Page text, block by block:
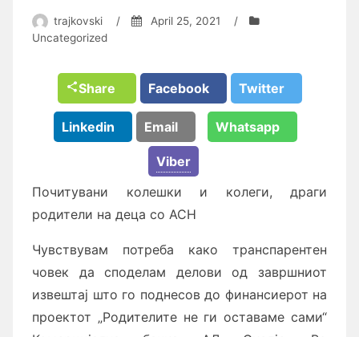
trajkovski / April 25, 2021
/
Uncategorized
Share Facebook Twitter
Linkedin Email Whatsapp
Viber
Почитувани колешки и колеги, драги
родители на деца со АСН
Чувствувам потреба како транспарентен
човек да споделам делови од завршниот
извештај што го поднесов до финансиерот на
проектот „Родителите не ги оставаме сами“